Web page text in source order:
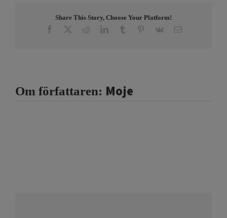
Share This Story, Choose Your Platform!
Facebook RedditLinkedInTumblr Pinterest
Vk E-
Om författaren: Moje